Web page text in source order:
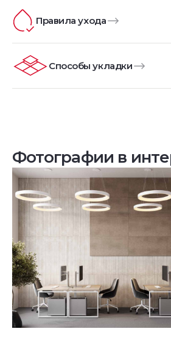
Правила ухода
Способы укладки
Фотографии в
Посмотреть все проекты